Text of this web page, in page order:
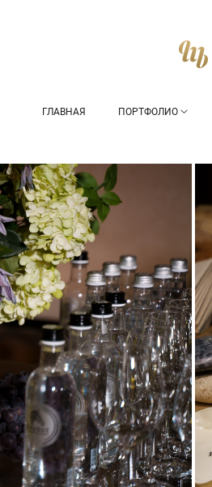
ГЛАВНАЯ ПОРТФОЛИО